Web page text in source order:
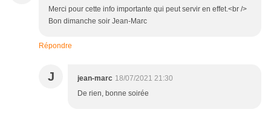
Merci pour cette info importante qui peut servir en effet.<br />
Bon dimanche soir Jean-Marc
Répondre
J jean-marc 18/07/2021 21:30
De rien, bonne soirée